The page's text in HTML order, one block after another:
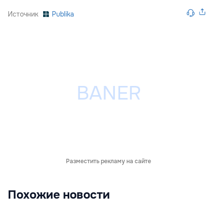
Источник Publika
Разместить рекламу на сайте
Похожие новости